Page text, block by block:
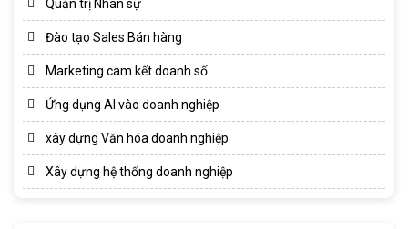
Quản trị Nhân sự
Đào tạo Sales Bán hàng
Marketing cam kết doanh số
Ứng dụng AI vào doanh nghiệp
xây dựng Văn hóa doanh nghiệp​
Xây dựng hệ thống doanh nghiệp​